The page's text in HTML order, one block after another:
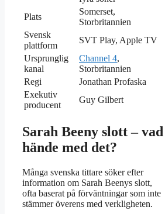
Plats
Somerset,
Storbritannien
Svensk
plattform
SVT Play, Apple TV
Ursprunglig
kanal
Channel 4,
Storbritannien
Regi
Jonathan Profaska
Exekutiv
producent
Guy Gilbert
Sarah Beeny slott – vad
hände med det?
Många svenska tittare söker efter
information om Sarah Beenys slott,
ofta baserat på förväntningar som inte
stämmer överens med verkligheten.